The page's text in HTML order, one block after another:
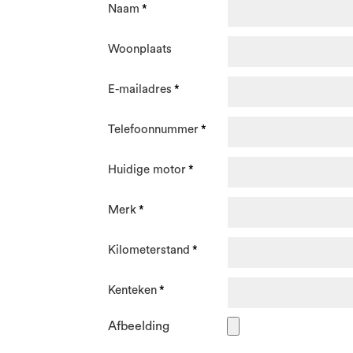
Naam
Woonplaats
E-mailadres
Telefoonnummer
Huidige motor
Merk
Kilometerstand
Kenteken
Afbeelding